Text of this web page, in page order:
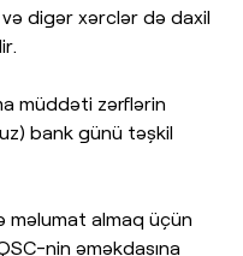
digər xərclər də daxil
müddəti zərflərin
bank günü təşkil
məlumat almaq üçün
nin əməkdaşına